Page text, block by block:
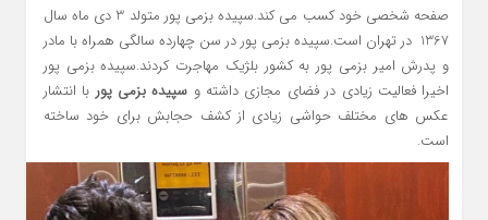
صفحه شخصی خود کسب می کند.سپیده بزمی پور متولد 3 دی ماه سال
1367 در تهران است.سپیده بزمی پور در سن چهارده سالگی همراه با مادر
و پدرش امیر بزمی پور به کشور بلژیک مهاجرت کردند.سپیده بزمی پور
اخیرا فعالیت زیادی در فضای مجازی داشته و سپیده بزمی پور با انتشار
عکس های مختلف حواشی زیادی از کشف حجابش برای خود ساخته
است.